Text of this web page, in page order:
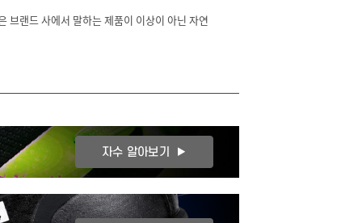
브랜드 사에서 말하는 제품이 이상이 아닌 자연